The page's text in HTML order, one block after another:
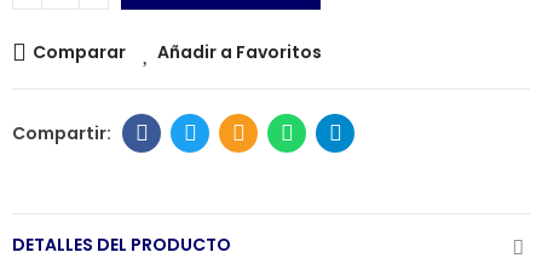
Comparar Añadir a Favoritos
DETALLES DEL PRODUCTO